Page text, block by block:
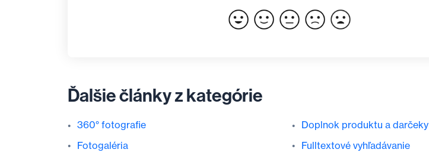
Ďalšie články z kategórie
360° fotografie
Doplnok produktu a darčeky
Fotogaléria
Fulltextové vyhľadávanie